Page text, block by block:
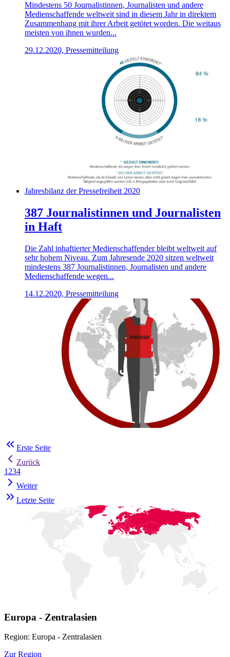
Mindestens 50 Journalistinnen, Journalisten und andere
Medienschaffende weltweit sind in diesem Jahr in direktem
Zusammenhang mit ihrer Arbeit getötet worden. Die weitaus
meisten von ihnen wurden...
29.12.2020, Pressemitteilung
Jahresbilanz der Pressefreiheit 2020
387 Journalistinnen und Journalisten
in Haft
Die Zahl inhaftierter Medienschaffender bleibt weltweit auf
sehr hohem Niveau. Zum Jahresende 2020 sitzen weltweit
mindestens 387 Journalistinnen, Journalisten und andere
Medienschaffende wegen...
14.12.2020, Pressemitteilung
Erste Seite
Zurück
1 234
Weiter
Letzte Seite
Europa - Zentralasien
Region: Europa - Zentralasien
Zur Region